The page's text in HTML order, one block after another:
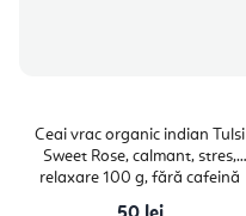
Ceai vrac organic indian Tulsi
Sweet Rose, calmant, stres,
relaxare 100 g, fără cafeină